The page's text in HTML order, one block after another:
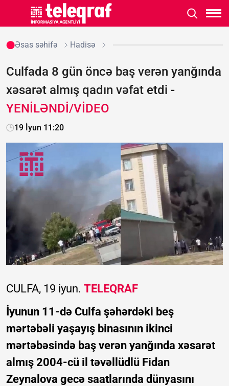
Əsas səhifə Hadisə
Culfada 8 gün öncə baş verən yanğında
xəsarət almış qadın vəfat etdi -
YENİLƏNDİ/VİDEO
19 İyun 11:20
CULFA, 19 iyun. TELEQRAF
İyunun 11-də Culfa şəhərdəki beş
mərtəbəli yaşayış binasının ikinci
mərtəbəsində baş verən yanğında xəsarət
almış 2004-cü il təvəllüdlü Fidan
Zeynalova gecə saatlarında dünyasını